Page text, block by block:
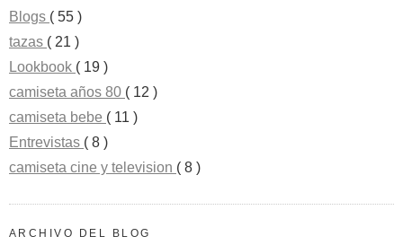
Blogs ( 55 )
tazas ( 21 )
Lookbook ( 19 )
camiseta años 80 ( 12 )
camiseta bebe ( 11 )
Entrevistas ( 8 )
camiseta cine y television ( 8 )
ARCHIVO DEL BLOG